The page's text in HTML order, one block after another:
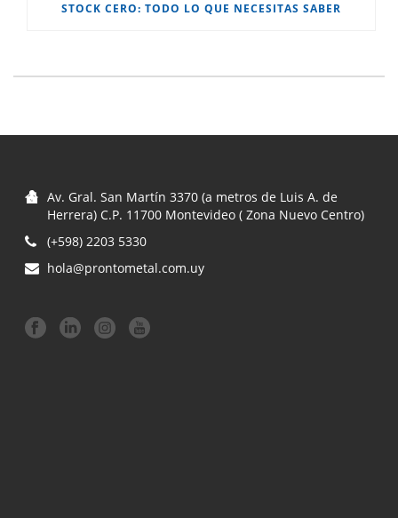
STOCK CERO: TODO LO QUE NECESITAS SABER
Av. Gral. San Martín 3370 (a metros de Luis A. de
Herrera) C.P. 11700 Montevideo ( Zona Nuevo Centro)
(+598) 2203 5330
hola@prontometal.com.uy